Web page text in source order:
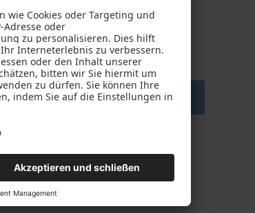
Bewerten Sie uns jetzt auf Google!